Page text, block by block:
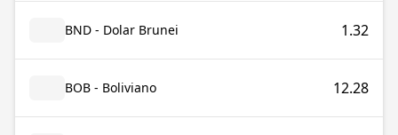
BND - Dolar Brunei 1.32
BOB - Boliviano 12.28